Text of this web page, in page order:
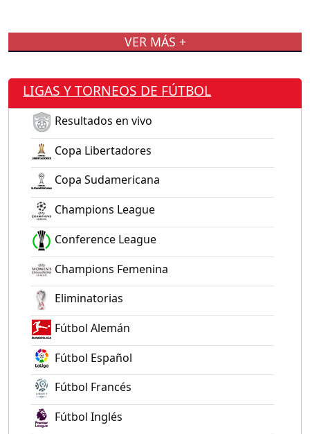
VER MÁS +
LIGAS Y TORNEOS DE FÚTBOL
Resultados en vivo
Copa Libertadores
Copa Sudamericana
Champions League
Conference League
Champions Femenina
Eliminatorias
Fútbol Alemán
Fútbol Español
Fútbol Francés
Fútbol Inglés